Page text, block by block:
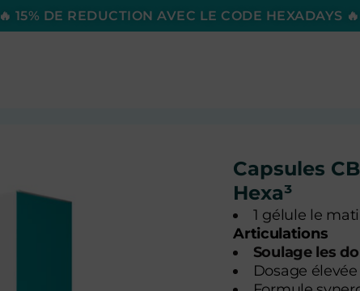
🔥 15% DE REDUCTION AVEC LE CODE HEXADAYS 🔥
Capsules
Hexa³
1 gélule le
Articulations
Soulage les
Dosage